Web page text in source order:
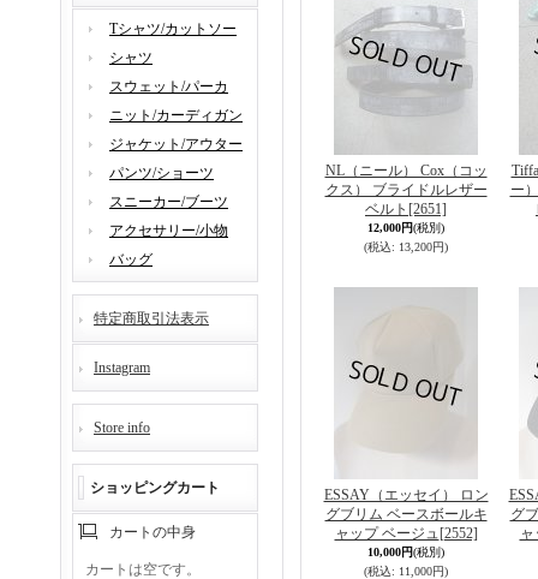
Tシャツ/カットソー
シャツ
スウェット/パーカ
ニット/カーディガン
ジャケット/アウター
パンツ/ショーツ
スニーカー/ブーツ
アクセサリー/小物
バッグ
特定商取引法表示
Instagram
Store info
ショッピングカート
カートの中身
カートは空です。
NL（ニール） Cox（コッ
クス） ブライドルレザー
ベルト [2651]
12,000円(税別)
(税込: 13,200円)
ー
ESSAY（エッセイ） ロン
グブリム ベースボールキ
ャップ ベージュ[2552]
10,000円(税別)
(税込: 11,000円)
グ